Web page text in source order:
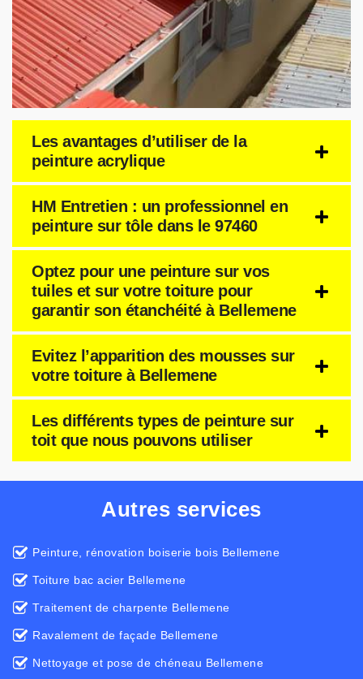
Les avantages d’utiliser de la
peinture acrylique
HM Entretien : un professionnel en
peinture sur tôle dans le 97460
Optez pour une peinture sur vos
tuiles et sur votre toiture pour
garantir son étanchéité à Bellemene
Evitez l’apparition des mousses sur
votre toiture à Bellemene
Les différents types de peinture sur
toit que nous pouvons utiliser
Autres services
Peinture, rénovation boiserie bois Bellemene
Toiture bac acier Bellemene
Traitement de charpente Bellemene
Ravalement de façade Bellemene
Nettoyage et pose de chéneau Bellemene